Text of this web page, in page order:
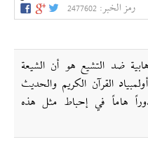
رمز الخبر: 2477602
ضد التشيع هو أن الشيعة
القرآن الكريم والحديث
دوراً هاماً في إحباط مثل هذه